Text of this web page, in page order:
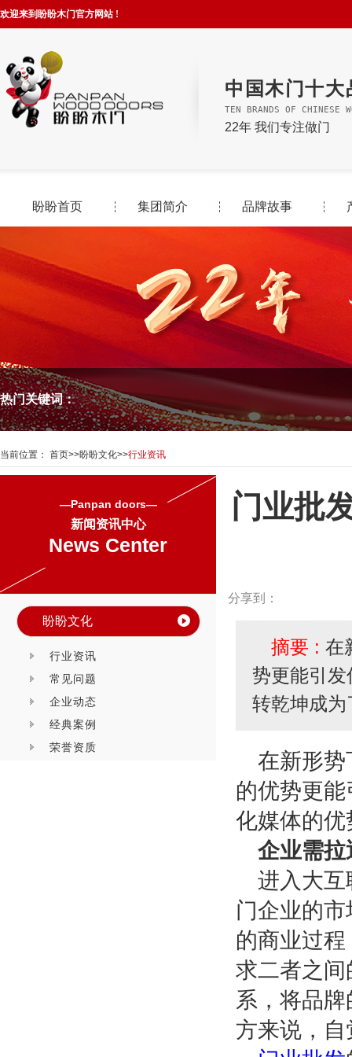
欢迎来到盼盼木门官方网站 !
中国木门十大
TEN BRANDS OF CHINESE
22年 我们专注做门
盼盼首页 集团简介 品牌故事
热门关键词：
当前位置： 首页>>盼盼文化>>行业资讯
—Panpan doors—
新闻资讯中心
News Center
盼盼文化
行业资讯
常见问题
企业动态
经典案例
荣誉资质
门业批
分享到：
摘要 : 在
势更能引
转乾坤成
在新形势
的优势更
化媒体的
企业需拉
进入大互
门企业的
的商业过
求二者之
系，将品
方来说，